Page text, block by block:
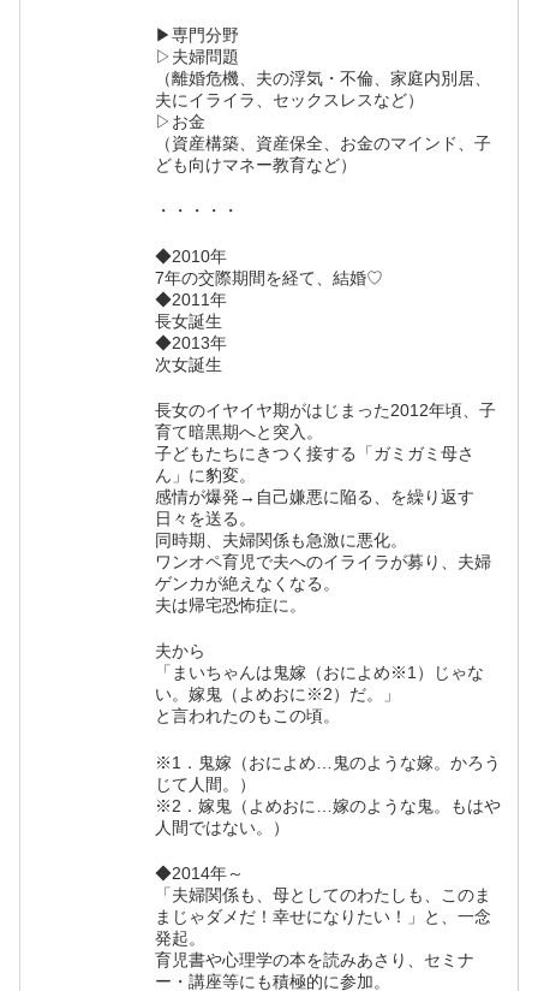
▶専門分野
▷夫婦問題
（離婚危機、夫の浮気・不倫、家庭内別居、
夫にイライラ、セックスレスなど）
▷お金
（資産構築、資産保全、お金のマインド、子
ども向けマネー教育など）
・・・・・
◆2010年
7年の交際期間を経て、結婚♡
◆2011年
長女誕生
◆2013年
次女誕生
長女のイヤイヤ期がはじまった2012年頃、子
育て暗黒期へと突入。
子どもたちにきつく接する「ガミガミ母さ
ん」に豹変。
感情が爆発→自己嫌悪に陥る、を繰り返す
日々を送る。
同時期、夫婦関係も急激に悪化。
ワンオペ育児で夫へのイライラが募り、夫婦
ゲンカが絶えなくなる。
夫は帰宅恐怖症に。
夫から
「まいちゃんは鬼嫁（おによめ※1）じゃな
い。嫁鬼（よめおに※2）だ。」
と言われたのもこの頃。
※1．鬼嫁（おによめ…鬼のような嫁。かろう
じて人間。）
※2．嫁鬼（よめおに…嫁のような鬼。もはや
人間ではない。）
◆2014年～
「夫婦関係も、母としてのわたしも、このま
まじゃダメだ！幸せになりたい！」と、一念
発起。
育児書や心理学の本を読みあさり、セミナ
ー・講座等にも積極的に参加。